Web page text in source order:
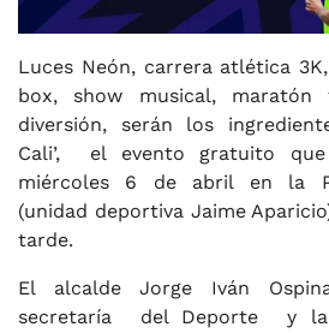
Luces Neón, carrera atlética
box, show musical, maratón
diversión, serán los
Cali’, el evento gratuito
miércoles 6 de abril en la
(unidad deportiva Jaime
tarde.
El alcalde Jorge Iván
secretaría del Deporte y